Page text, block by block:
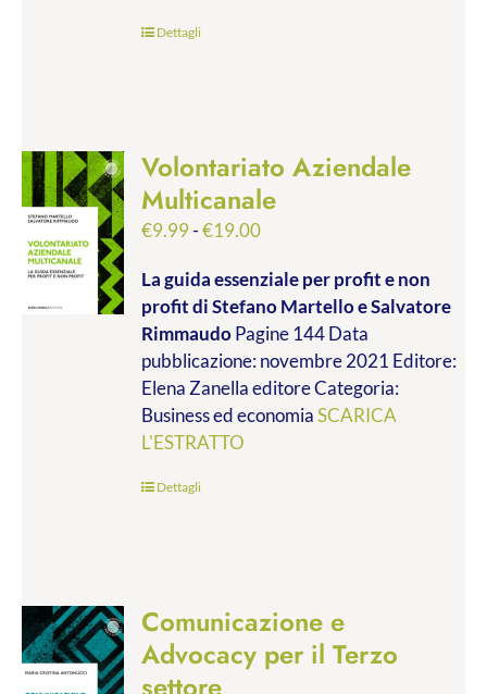
Dettagli
Volontariato Aziendale
Multicanale
€9.99-€19.00Fascia
prezzo:
da
€9.99
a
€19.00
La guida essenziale per profit e non
profitdi Stefano Martello e Salvatore
RimmaudoPagine 144 Data
pubblicazione: novembre 2021 Editore:
Elena Zanella editore Categoria:
Business ed economiaSCARICA
L'ESTRATTO
Dettagli
Comunicazione e
Advocacy per il Terzo